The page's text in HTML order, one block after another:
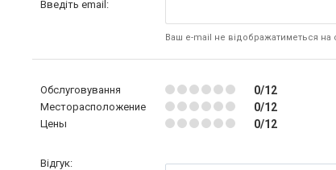
Введіть email:
Ваш e-mail не відображатиметься на
Обслуговування 0/12
Месторасположение 0/12
Цены 0/12
Відгук: